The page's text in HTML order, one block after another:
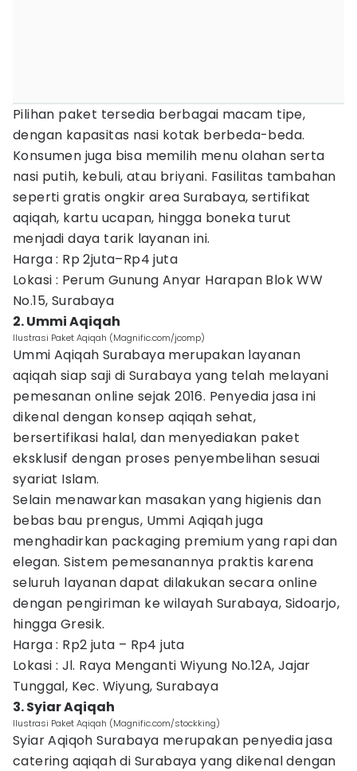
Pilihan paket tersedia berbagai macam tipe,
dengan kapasitas nasi kotak berbeda-beda.
Konsumen juga bisa memilih menu olahan serta
nasi putih, kebuli, atau briyani. Fasilitas tambahan
seperti gratis ongkir area Surabaya, sertifikat
aqiqah, kartu ucapan, hingga boneka turut
menjadi daya tarik layanan ini.
Harga : Rp 2juta–Rp4 juta
Lokasi : Perum Gunung Anyar Harapan Blok WW
No.15, Surabaya
2. Ummi Aqiqah
Ilustrasi Paket Aqiqah (Magnific.com/jcomp)
Ummi Aqiqah Surabaya merupakan layanan
aqiqah siap saji di Surabaya yang telah melayani
pemesanan online sejak 2016. Penyedia jasa ini
dikenal dengan konsep aqiqah sehat,
bersertifikasi halal, dan menyediakan paket
eksklusif dengan proses penyembelihan sesuai
syariat Islam.
Selain menawarkan masakan yang higienis dan
bebas bau prengus, Ummi Aqiqah juga
menghadirkan packaging premium yang rapi dan
elegan. Sistem pemesanannya praktis karena
seluruh layanan dapat dilakukan secara online
dengan pengiriman ke wilayah Surabaya, Sidoarjo,
hingga Gresik.
Harga : Rp2 juta – Rp4 juta
Lokasi : Jl. Raya Menganti Wiyung No.12A, Jajar
Tunggal, Kec. Wiyung, Surabaya
3. Syiar Aqiqah
Ilustrasi Paket Aqiqah (Magnific.com/stockking)
Syiar Aqiqoh Surabaya merupakan penyedia jasa
catering aqiqah di Surabaya yang dikenal dengan